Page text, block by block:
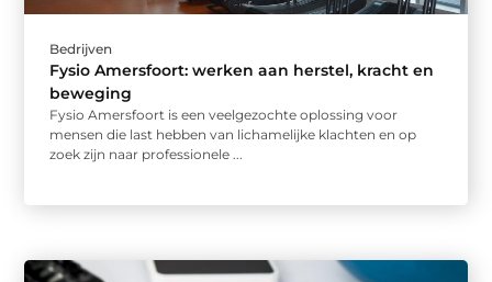
Bedrijven
Fysio Amersfoort: werken aan herstel, kracht en
beweging
Fysio Amersfoort is een veelgezochte oplossing voor
mensen die last hebben van lichamelijke klachten en op
zoek zijn naar professionele ...